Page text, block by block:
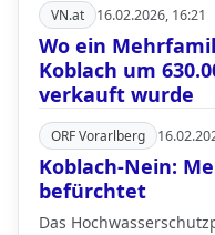
VN.at 16.02.2026, 16:21
Wo ein
Koblach um
verkauft wurde
ORF Vorarlberg
Koblach-Nein:
befürchtet
Das